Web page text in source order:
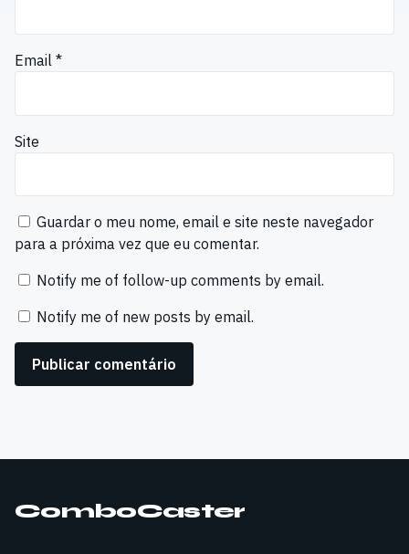
Email *
Site
Guardar o meu nome, email e site neste navegador
para a próxima vez que eu comentar.
Notify me of follow-up comments by email.
Notify me of new posts by email.
ComboCaster